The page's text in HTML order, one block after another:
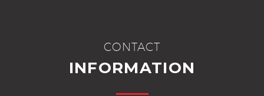
CONTACT
INFORMATION